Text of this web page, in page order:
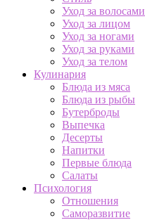
Уход за волосами
Уход за лицом
Уход за ногами
Уход за руками
Уход за телом
Кулинария
Блюда из мяса
Блюда из рыбы
Бутерброды
Выпечка
Десерты
Напитки
Первые блюда
Салаты
Психология
Отношения
Саморазвитие